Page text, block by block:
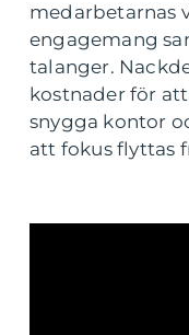
medarbetarnas
engagemang
talanger.
kostnader för
snygga kontor
att fokus flyttas